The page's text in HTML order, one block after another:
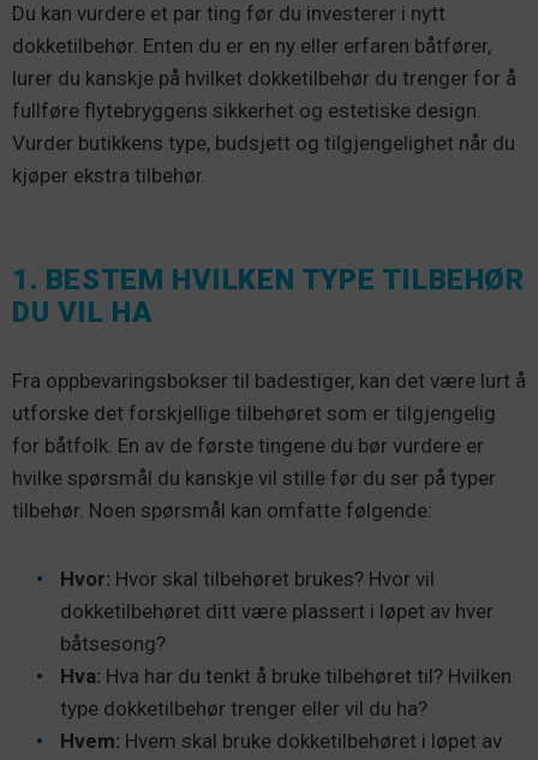
Du kan vurdere et par ting før du investerer i nytt
dokketilbehør. Enten du er en ny eller erfaren båtfører,
lurer du kanskje på hvilket dokketilbehør du trenger for å
fullføre flytebryggens sikkerhet og estetiske design.
Vurder butikkens type, budsjett og tilgjengelighet når du
kjøper ekstra tilbehør.
1. BESTEM HVILKEN TYPE TILBEHØR
DU VIL HA
Fra oppbevaringsbokser til badestiger, kan det være lurt å
utforske det forskjellige tilbehøret som er tilgjengelig
for båtfolk. En av de første tingene du bør vurdere er
hvilke spørsmål du kanskje vil stille før du ser på typer
tilbehør. Noen spørsmål kan omfatte følgende:
Hvor: Hvor skal tilbehøret brukes? Hvor vil
dokketilbehøret ditt være plassert i løpet av hver
båtsesong?
Hva: Hva har du tenkt å bruke tilbehøret til? Hvilken
type dokketilbehør trenger eller vil du ha?
Hvem: Hvem skal bruke dokketilbehøret i løpet av